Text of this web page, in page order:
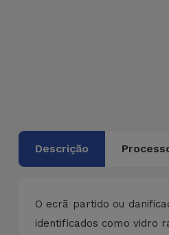
Acessórios
de
Acessórios
Descrição
O ecrã partido ou
identificados como vidro